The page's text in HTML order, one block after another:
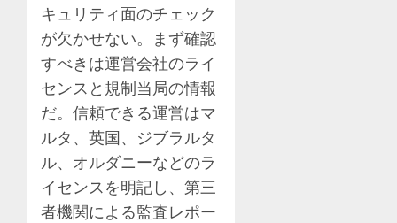
キュリティ面のチェック
が欠かせない。まず確認
すべきは運営会社のライ
センス と規制当局の情報
だ。信頼できる運営はマ
ルタ、英国、ジブラルタ
ル、オルダニーなどのラ
イセンスを明記し、第三
者機関による監査レポー